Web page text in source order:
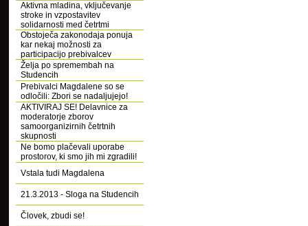
Aktivna mladina, vključevanje
stroke in vzpostavitev
solidarnosti med četrtmi
Obstoječa zakonodaja ponuja
kar nekaj možnosti za
participacijo prebivalcev
Želja po spremembah na
Studencih
Prebivalci Magdalene so se
odločili: Zbori se nadaljujejo!
AKTIVIRAJ SE! Delavnice za
moderatorje zborov
samoorganizirnih četrtnih
skupnosti
Ne bomo plačevali uporabe
prostorov, ki smo jih mi zgradili!
Vstala tudi Magdalena
21.3.2013 - Sloga na Studencih
Človek, zbudi se!